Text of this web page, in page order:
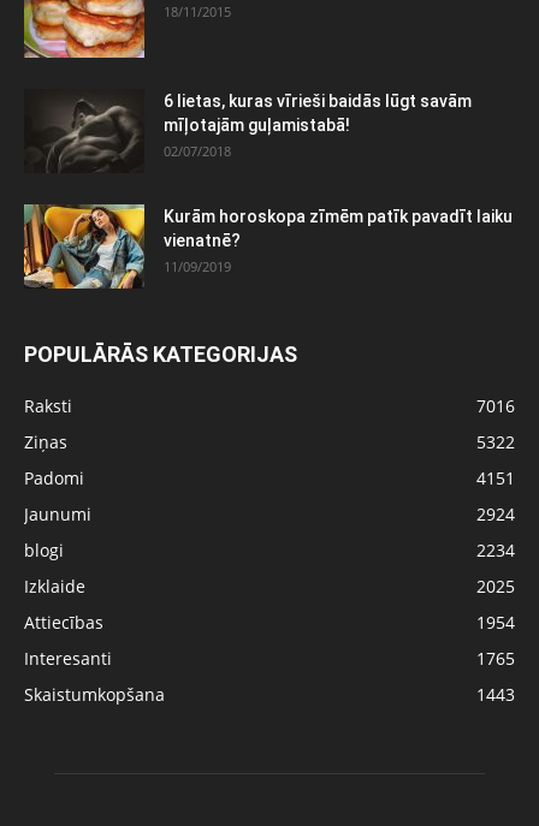
18/11/2015
6 lietas, kuras vīrieši baidās lūgt savām
mīļotajām guļamistabā!
02/07/2018
Kurām horoskopa zīmēm patīk pavadīt laiku
vienatnē?
11/09/2019
POPULĀRĀS KATEGORIJAS
Raksti
7016
Ziņas
5322
Padomi
4151
Jaunumi
2924
blogi
2234
Izklaide
2025
Attiecības
1954
Interesanti
1765
Skaistumkopšana
1443